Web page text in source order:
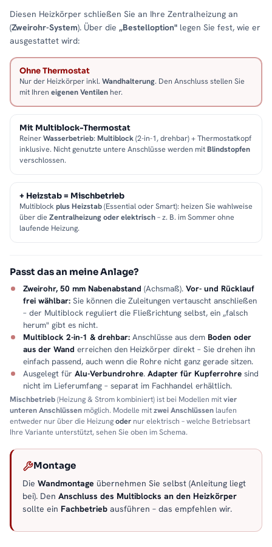
Diesen Heizkörper schließen Sie an Ihre Zentralheizung an
(Zweirohr-System). Über die „Bestelloption" legen Sie fest, wie er
ausgestattet wird:
Ohne Thermostat
Nur der Heizkörper inkl. Wandhalterung. Den Anschluss stellen Sie
mit Ihren eigenen Ventilen her.
Mit Multiblock-Thermostat
ReinerWasserbetrieb: Multiblock(2-in-1, drehbar) + Thermostatkopf
inklusive. Nicht genutzte untere Anschlüsse werden mitBlindstopfen
verschlossen.
+ Heizstab = Mischbetrieb
Multiblock plus Heizstab(Essential oder Smart): heizen Sie wahlweise
über die Zentralheizung oder elektrisch– z. B. im Sommer ohne
laufende Heizung.
Passt das an meine Anlage?
Zweirohr, 50 mm Nabenabstand (Achsmaß). Vor- und Rücklauf
frei wählbar: Sie können die Zuleitungen vertauscht anschließen
– der Multiblock reguliert die Fließrichtung selbst, ein „falsch
herum" gibt es nicht.
Multiblock 2-in-1 & drehbar: Anschlüsse aus dem Boden oder
aus der Wand erreichen den Heizkörper direkt – Sie drehen ihn
einfach passend, auch wenn die Rohre nicht ganz gerade sitzen.
Ausgelegt für Alu-Verbundrohre. Adapter für Kupferrohre sind
nicht im Lieferumfang – separat im Fachhandel erhältlich.
Mischbetrieb(Heizung & Strom kombiniert) ist bei Modellen mitvier
unteren Anschlüssen möglich. Modelle mitzwei Anschlüssen laufen
entweder nur über die Heizungoder nur elektrisch – welche Betriebsart
Ihre Variante unterstützt, sehen Sie oben im Schema.
Montage
Die Wandmontage übernehmen Sie selbst (Anleitung liegt
bei). Den Anschluss des Multiblocks an den Heizkörper
sollte ein Fachbetrieb ausführen – das empfehlen wir.